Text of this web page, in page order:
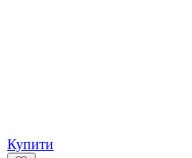
Купити